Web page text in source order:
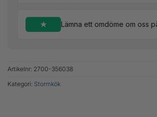
Lämna ett omdöme om oss
Artikelnr: 2700-356038
Kategori: Stormkök